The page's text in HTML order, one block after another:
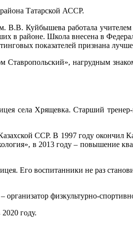
Татарской АССР.
В.В. Куйбышева работала
в районе. Школа внесена в
показателей признана
нагрудным
села Хрящевка. Старший
ССР. В 1997 году
в 2013 году – повышение
Его воспитанники не раз
физкультурно-
году.